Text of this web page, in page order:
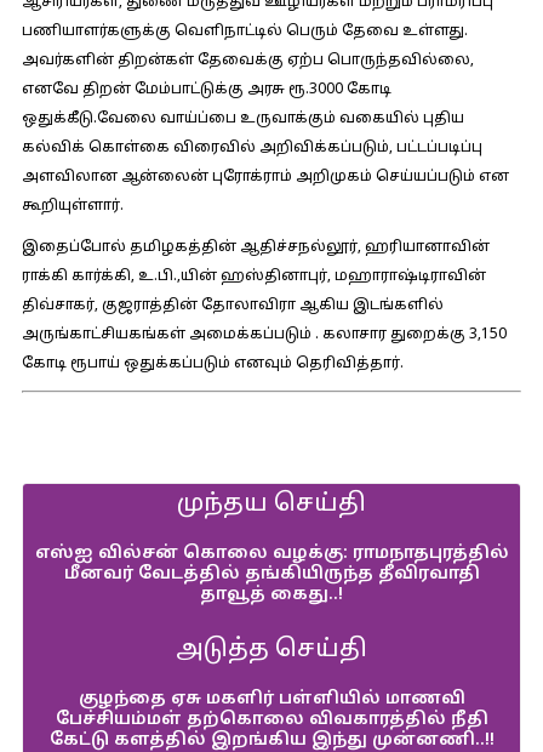
பணியாளர்களுக்கு வெளிநாட்டில் பெரும் தேவை உள்ளது.
அவர்களின் திறன்கள் தேவைக்கு ஏற்ப பொருந்தவில்லை,
எனவே திறன் மேம்பாட்டுக்கு அரசு ரூ.3000 கோடி
ஒதுக்கீடு.வேலை வாய்ப்பை உருவாக்கும் வகையில் புதிய
கல்விக் கொள்கை விரைவில் அறிவிக்கப்படும், பட்டப்படிப்பு
அளவிலான ஆன்லைன் புரோக்ராம் அறிமுகம் செய்யப்படும் என
கூறியுள்ளார்.
இதைப்போல் தமிழகத்தின் ஆதிச்சநல்லூர், ஹரியானாவின்
ராக்கி கார்க்கி, உ.பி.,யின் ஹஸ்தினாபுர், மஹாராஷ்டிராவின்
திவ்சாகர், குஜராத்தின் தோலாவிரா ஆகிய இடங்களில்
அருங்காட்சியகங்கள் அமைக்கப்படும் . கலாசார துறைக்கு 3,150
கோடி ரூபாய் ஒதுக்கப்படும் எனவும் தெரிவித்தார்.
முந்தய செய்தி
எஸ்ஐ வில்சன் கொலை வழக்கு: ராமநாதபுரத்தில்
மீனவர் வேடத்தில் தங்கியிருந்த தீவிரவாதி
தாவூத் கைது..!
அடுத்த செய்தி
குழந்தை ஏசு மகளிர் பள்ளியில் மாணவி
பேச்சியம்மள் தற்கொலை விவகாரத்தில் நீதி
கேட்டு களத்தில் இறங்கிய இந்து முன்னணி..!!